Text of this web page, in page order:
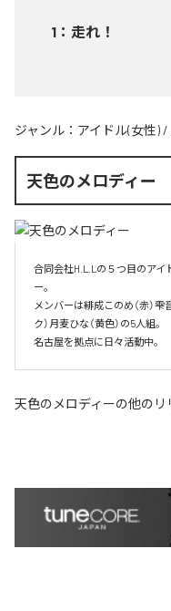
1 ： 走れ！
ジャンル： アイドル(女性) /
天色のメロディー
合同会社H.L.Lの５つ目のアイ
ー。
メンバーは緋成このめ（赤）雫
ク）月麦ひな（黄色）の5人組。
名古屋を拠点に日々活動中。
天色のメロディーの他のリ